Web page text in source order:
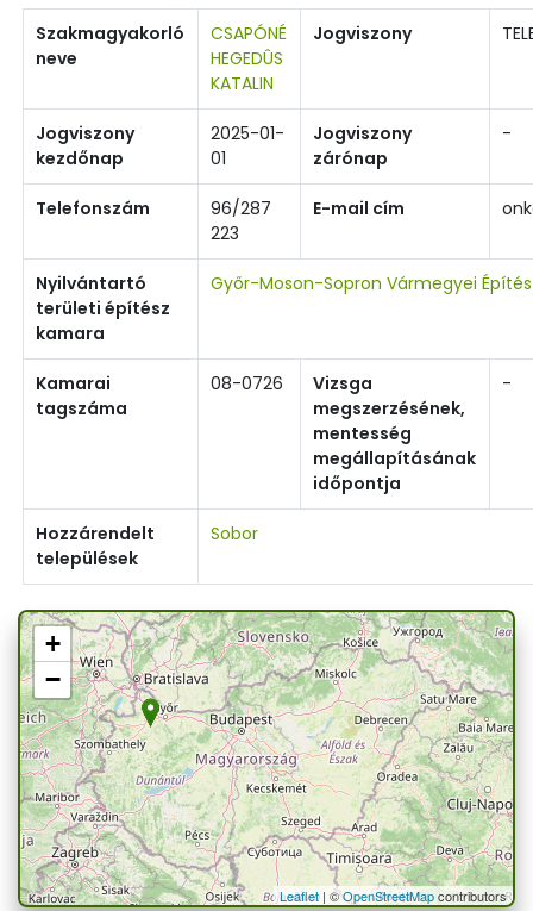
Szakmagyakorló
neve
CSAPÓNÉ
HEGEDÛS
KATALIN
Jogviszony
Jogviszony
kezdőnap
2025-01-
01
Jogviszony
zárónap
-
Telefonszám
96/287
223
E-mail cím
Nyilvántartó
területi építész
kamara
Győr-Moson-Sopron Vármegyei
Kamarai
tagszáma
08-0726
Vizsga
megszerzésének,
mentesség
megállapításának
időpontja
-
Hozzárendelt
települések
Sobor
+
−
Leaflet| ©OpenStreetMapcontributors